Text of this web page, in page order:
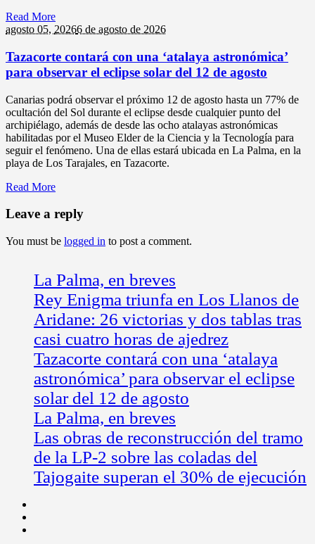
Read More
agosto 05, 20266 de agosto de 2026
Tazacorte contará con una ‘atalaya astronómica’
para observar el eclipse solar del 12 de agosto
Canarias podrá observar el próximo 12 de agosto hasta un 77% de
ocultación del Sol durante el eclipse desde cualquier punto del
archipiélago, además de desde las ocho atalayas astronómicas
habilitadas por el Museo Elder de la Ciencia y la Tecnología para
seguir el fenómeno. Una de ellas estará ubicada en La Palma, en la
playa de Los Tarajales, en Tazacorte.
Read More
Leave a reply
You must be logged in to post a comment.
La Palma, en breves
Rey Enigma triunfa en Los Llanos de
Aridane: 26 victorias y dos tablas tras
casi cuatro horas de ajedrez
Tazacorte contará con una ‘atalaya
astronómica’ para observar el eclipse
solar del 12 de agosto
La Palma, en breves
Las obras de reconstrucción del tramo
de la LP-2 sobre las coladas del
Tajogaite superan el 30% de ejecución